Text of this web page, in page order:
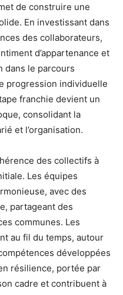
de construire une
En investissant dans
des collaborateurs,
d’appartenance et
dans le parcours
progression individuelle
franchie devient un
consolidant la
et l’organisation.
des collectifs à
Les équipes
avec des
partageant des
communes. Les
au fil du temps, autour
développées
résilience, portée par
cadre et contribuent à